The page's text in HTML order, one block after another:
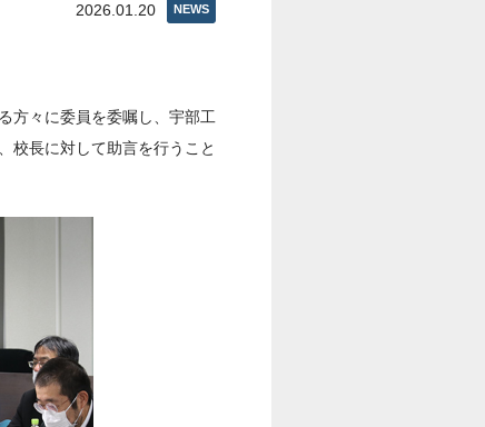
NEWS
2026.01.20
方々に委員を委嘱し、宇部工
校長に対して助言を行うこと